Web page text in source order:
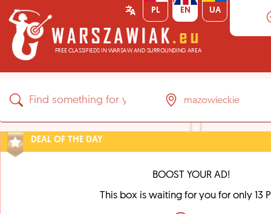
FREE CLASSIFIEDS IN WARSAW AND SURROUNDING AREA
PL EN UA
DEAL OF THE DAY
BOOST YOUR AD!
This box is waiting for you for only 13